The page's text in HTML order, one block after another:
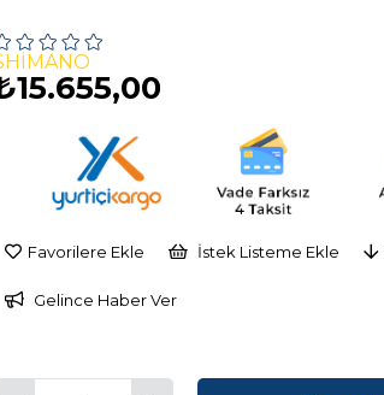
Favorilere Ekle İstek Listeme Ekle
Gelince Haber Ver